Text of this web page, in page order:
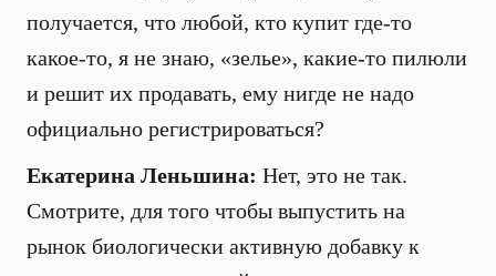
получается, что любой, кто купит где-то
какое-то, я не знаю, «зелье», какие-то пилюли
и решит их продавать, ему нигде не надо
официально регистрироваться?
Екатерина Леньшина: Нет, это не так.
Смотрите, для того чтобы выпустить на
рынок биологически активную добавку к